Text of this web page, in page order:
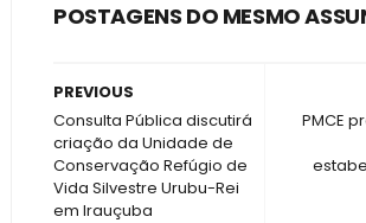
POSTAGENS DO MESMO
PMCE
PREVIOUS
Consulta Pública discutirá
criação da Unidade de
Conservação Refúgio de
Vida Silvestre Urubu-Rei
em Irauçuba